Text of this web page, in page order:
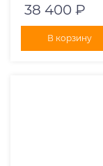
38 400 ₽
В корзину